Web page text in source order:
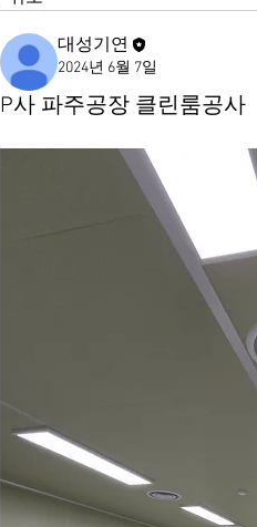
대성기연
2024년 6월 7일
P사 파주공장 클린룸공사